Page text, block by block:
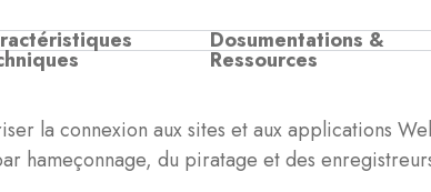
Dosumentations &
Ressources
la connexion aux sites et aux applications
hameçonnage, du piratage et des